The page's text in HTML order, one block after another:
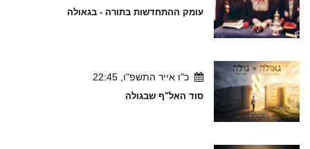
עומק ההתחדשות בתורה - בגאולה
כ"ו אייר התשפ"ו, 22:45
סוד האל"ף שבגולה